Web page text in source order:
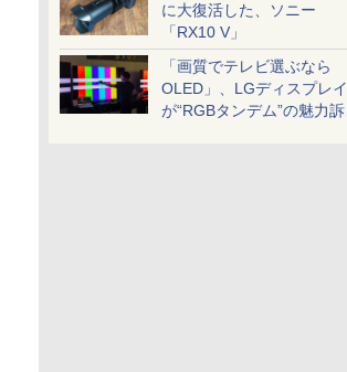
に大復活した、ソニー
「RX10 V」
「画質でテレビ選ぶなら
OLED」、LGディスプレイ
が“RGBタンデム”の魅力訴